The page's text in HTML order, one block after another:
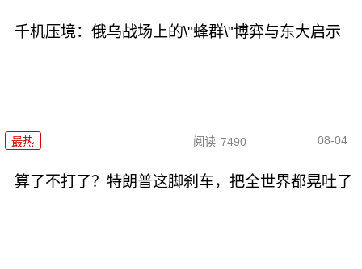
千机压境：俄乌战场上的\"蜂群\"博弈与东大启示
最热 阅读 7490 08-04
算了不打了？特朗普这脚刹车，把全世界都晃吐了